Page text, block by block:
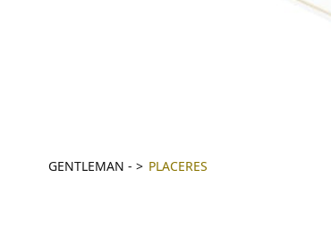
GENTLEMAN - PLACERES